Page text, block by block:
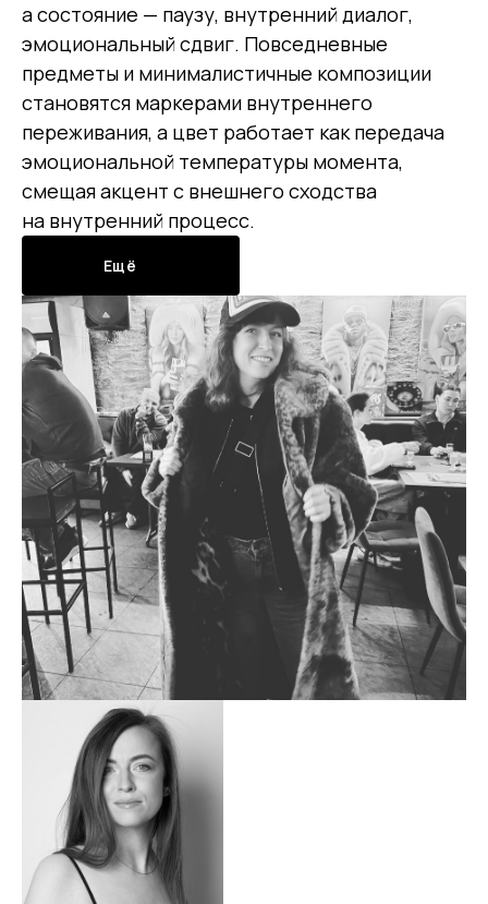
а состояние — паузу, внутренний диалог,
эмоциональный сдвиг. Повседневные
предметы и минималистичные композиции
становятся маркерами внутреннего
переживания, а цвет работает как передача
эмоциональной температуры момента,
смещая акцент с внешнего сходства
на внутренний процесс.
Ещё